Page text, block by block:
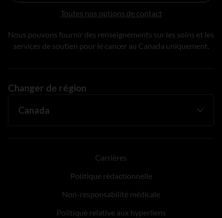
Toutes nos options de contact
Nous pouvons fournir des renseignements sur les soins et les
services de soutien pour le cancer au Canada uniquement.
Changer de région
Carrières
Politique rédactionnelle
Non-responsabilité médicale
Politique relative aux hyperliens